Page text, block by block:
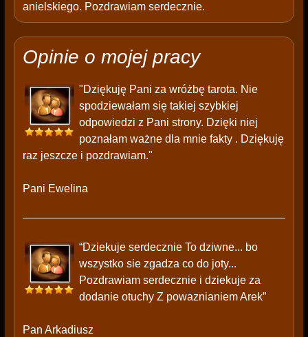
anielskiego. Pozdrawiam serdecznie.
Opinie o mojej pracy
"Dziękuję Pani za wróżbę tarota. Nie
spodziewałam się takiej szybkiej
odpowiedzi z Pani strony. Dzięki niej
poznałam ważne dla mnie fakty . Dziękuję
raz jeszcze i pozdrawiam."
Pani Ewelina
“Dziekuje serdecznie To dziwne... bo
wszystko sie zgadza co do joty...
Pozdrawiam serdecznie i dziekuje za
dodanie otuchy Z powaznianiem Arek”
Pan Arkadiusz